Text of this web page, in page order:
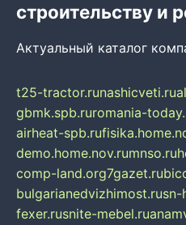
строительству и
Актуальный каталог
t25-tractor.runashicveti.ru
gbmk.spb.ruromania-
airheat-spb.ru
demo.home.nov.rumnso.ru
comp-land.org7gazet.ru
bulgarianedvizhimost.rusn-
fexer.rusnite-mebel.ru